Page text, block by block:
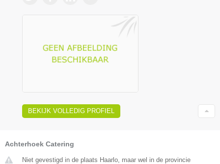
BEKIJK VOLLEDIG PROFIEL
Achterhoek Catering
Niet gevestigd in de plaats Haarlo, maar wel in de provincie